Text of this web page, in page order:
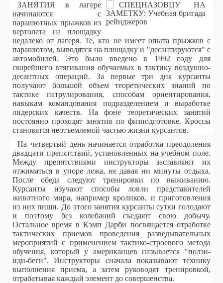
ЗАНЯТИЯ в лагере
начинаются с
парашютных прыжков из
вертолета на площадку
недалеко от лагеря. Те, кто не имеет опыта прыжков с
парашютом, выводятся на площадку и "десантируются" с
автомобилей. Это было введено в 1992 году для
скорейшего втягивания обучаемых в тактику воздушно-
десантных операций. За первые три дня курсанты
получают большой объем теоретических знаний по
тактике патрулирования, способам ориентирования,
навыкам командования подразделением и выработке
лидерских качеств. На фоне теоретических занятий
постоянно проходят занятия по физподготовке. Кроссы
становятся неотъемлемой частью жизни курсантов.
На четвертый день начинается отработка преодоления
двадцати препятствий, установленных на учебном поле.
Между препятствиями инструкторы заставляют их
отжиматься в упоре лежа, не давая ни минуты отдыха.
После обеда следуют тренировки по выживанию.
Курсанты изучают способы ловли представителей
животного мира, например кроликов, и приготовления
из них пищи. До этого занятия курсанты сутки голодают
и поэтому без колебаний съедают свою добычу.
Остальное время в Кэмп Дарби посвящается отработке
тактических приемов проведения разведывательных
мероприятий с применением тактико-строевого метода
обучения, который у американцев называется "ползи-
иди-беги". Инструкторы сначала показывают технику
выполнения приема, а затем руководят тренировкой,
отрабатывая каждый элемент до совершенства.